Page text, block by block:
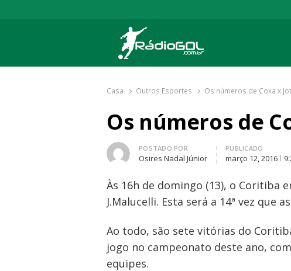
Rádio Gol
Há mais de 20 anos com as melhores coberturas
Casa Outros Esportes Os números de Coxa x
Os números de
Autor
POSTADO POR
Osires Nadal Júnior
PUBLICADO
março 12, 2016
Às 16h de domingo (13), o Coritiba
J.Malucelli. Esta será a 14ª vez
Ao todo, são sete vitórias do
jogo no campeonato deste ano,
equipes.